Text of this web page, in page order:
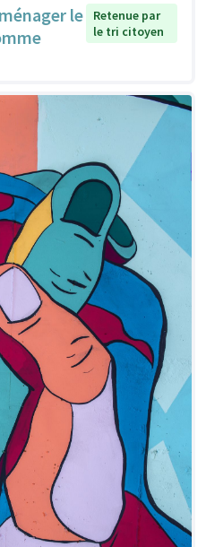
le
Retenue par
le tri citoyen